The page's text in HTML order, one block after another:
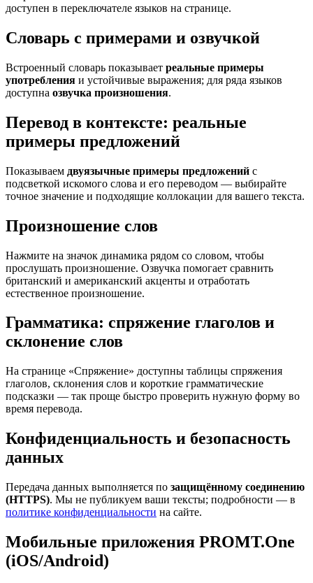
доступен в переключателе языков на странице.
Словарь с примерами и озвучкой
Встроенный словарь показывает реальные примеры
употребления и устойчивые выражения; для ряда языков
доступна озвучка произношения.
Перевод в контексте: реальные
примеры предложений
Показываем двуязычные примеры предложений с
подсветкой искомого слова и его переводом — выбирайте
точное значение и подходящие коллокации для вашего текста.
Произношение слов
Нажмите на значок динамика рядом со словом, чтобы
прослушать произношение. Озвучка помогает сравнить
британский и американский акценты и отработать
естественное произношение.
Грамматика: спряжение глаголов и
склонение слов
На странице «Спряжение» доступны таблицы спряжения
глаголов, склонения слов и короткие грамматические
подсказки — так проще быстро проверить нужную форму во
время перевода.
Конфиденциальность и безопасность
данных
Передача данных выполняется по защищённому соединению
(HTTPS). Мы не публикуем ваши тексты; подробности — в
политике конфиденциальности на сайте.
Мобильные приложения PROMT.One
(iOS/Android)